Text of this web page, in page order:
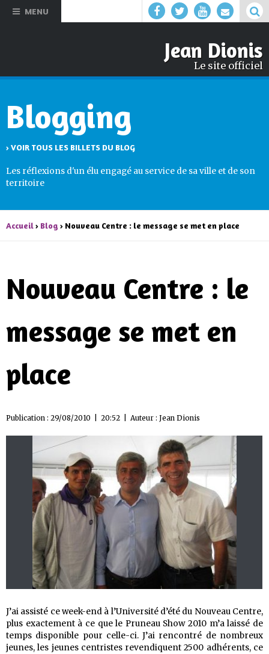
MENU
Jean Dionis
Le site officiel
Blogging
› VOIR TOUS LES BILLETS DU BLOG
Les réflexions d'un élu engagé au service de sa ville et de son
territoire
Accueil› Blog › Nouveau Centre : le message se met en place
Nouveau Centre : le
message se met en
place
Publication : 29/08/2010 | 20:52 | Auteur : Jean Dionis
J’ai assisté ce week-end à l’Université d’été du Nouveau Centre,
plus exactement à ce que le Pruneau Show 2010 m’a laissé de
temps disponible pour celle-ci. J’ai rencontré de nombreux
jeunes, les jeunes centristes revendiquent 2500 adhérents, ce